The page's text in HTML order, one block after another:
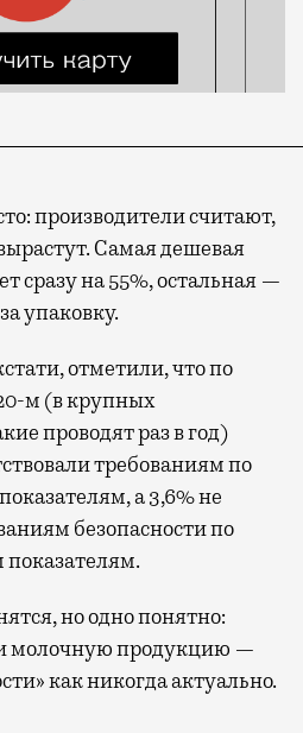
производители считают,
Самая дешевая
сразу на 55%, остальная —
упаковку.
отметили, что по
м (в крупных
проводят раз в год)
требованиям по
а 3,6% не
безопасности по
но одно понятно:
молочную продукцию —
как никогда актуально.